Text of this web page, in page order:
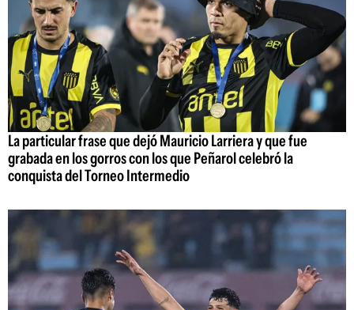
La particular frase que dejó Mauricio Larriera y que fue
grabada en los gorros con los que Peñarol celebró la
conquista del Torneo Intermedio